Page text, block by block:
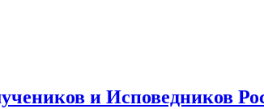
и Исповедников